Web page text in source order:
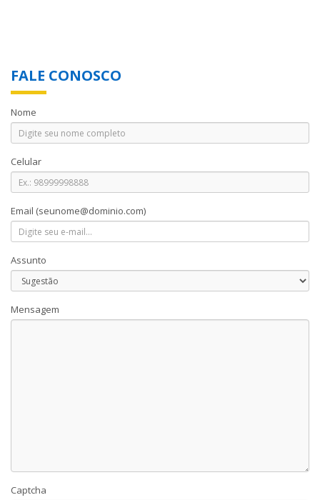
FALE CONOSCO
Nome
Celular
Email (seunome@dominio.com)
Assunto
Mensagem
Captcha